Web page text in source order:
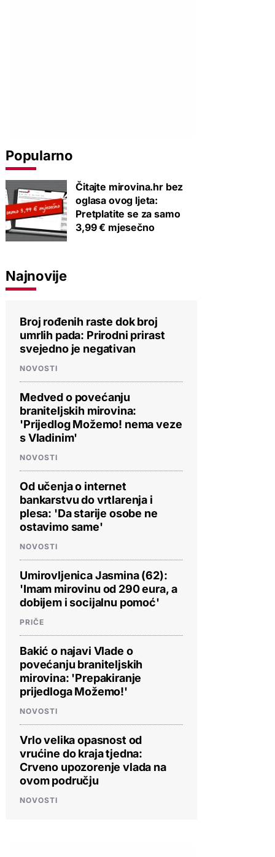
Popularno
Čitajte mirovina.hr bez
oglasa ovog ljeta:
Pretplatite se za samo
3,99 € mjesečno
Najnovije
Broj rođenih raste dok broj
umrlih pada: Prirodni prirast
svejedno je negativan
NOVOSTI
Medved o povećanju
braniteljskih mirovina:
'Prijedlog Možemo! nema veze
s Vladinim'
NOVOSTI
Od učenja o internet
bankarstvu do vrtlarenja i
plesa: 'Da starije osobe ne
ostavimo same'
NOVOSTI
Umirovljenica Jasmina (62):
'Imam mirovinu od 290 eura, a
dobijem i socijalnu pomoć'
PRIČE
Bakić o najavi Vlade o
povećanju braniteljskih
mirovina: 'Prepakiranje
prijedloga Možemo!'
NOVOSTI
Vrlo velika opasnost od
vrućine do kraja tjedna:
Crveno upozorenje vlada na
ovom području
NOVOSTI